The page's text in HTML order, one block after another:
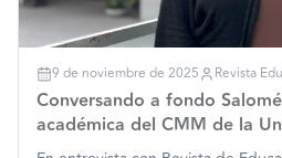
9 de noviembre de 2025 Revista
Conversando a fondo
académica del CMM de la
“El poder transformador de